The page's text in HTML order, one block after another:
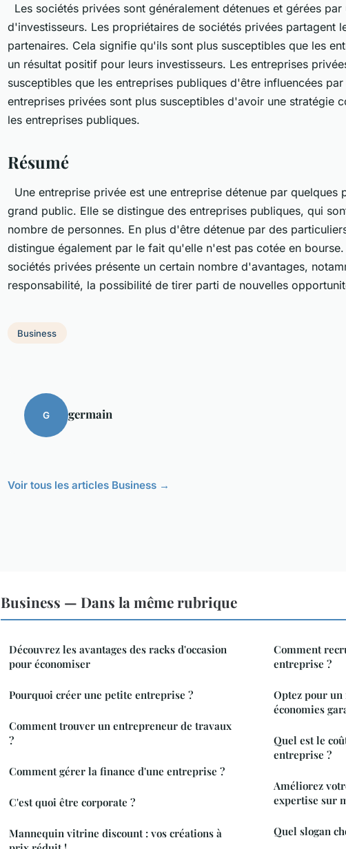
Les sociétés privées sont généralement détenues et gérées
d'investisseurs. Les propriétaires de sociétés privées partagent
partenaires. Cela signifie qu'ils sont plus susceptibles que les
un résultat positif pour leurs investisseurs. Les entreprises
susceptibles que les entreprises publiques d'être influencées
entreprises privées sont plus susceptibles d'avoir une stratégie
les entreprises publiques.
Résumé
Une entreprise privée est une entreprise détenue par
grand public. Elle se distingue des entreprises publiques, qui
nombre de personnes. En plus d'être détenue par des
distingue également par le fait qu'elle n'est pas cotée en
sociétés privées présente un certain nombre d'avantages,
responsabilité, la possibilité de tirer parti de nouvelles
Business
G germain
Voir tous les articles Business →
Business — Dans la même rubrique
Découvrez les avantages des racks d'occasion
pour économiser
Pourquoi créer une petite entreprise ?
Comment trouver un entrepreneur de travaux
?
Comment gérer la finance d'une entreprise ?
C'est quoi être corporate ?
Mannequin vitrine discount : vos créations à
Comment
entreprise ?
Optez pour un
économies
Quel est le
entreprise ?
Améliorez
expertise sur
Quel slogan